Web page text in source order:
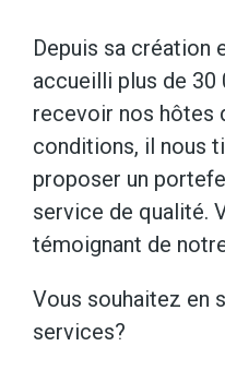
Depuis sa création
accueilli plus de 30
recevoir nos hôtes
conditions, il nous
proposer un
service de qualité.
témoignant de
Vous souhaitez en
services?